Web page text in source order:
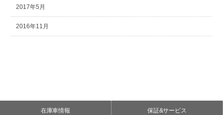
2017年5月
2016年11月
在庫車情報 保証&サービス